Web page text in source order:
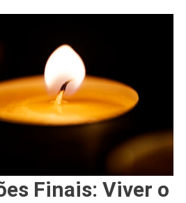
Finais: Viver o